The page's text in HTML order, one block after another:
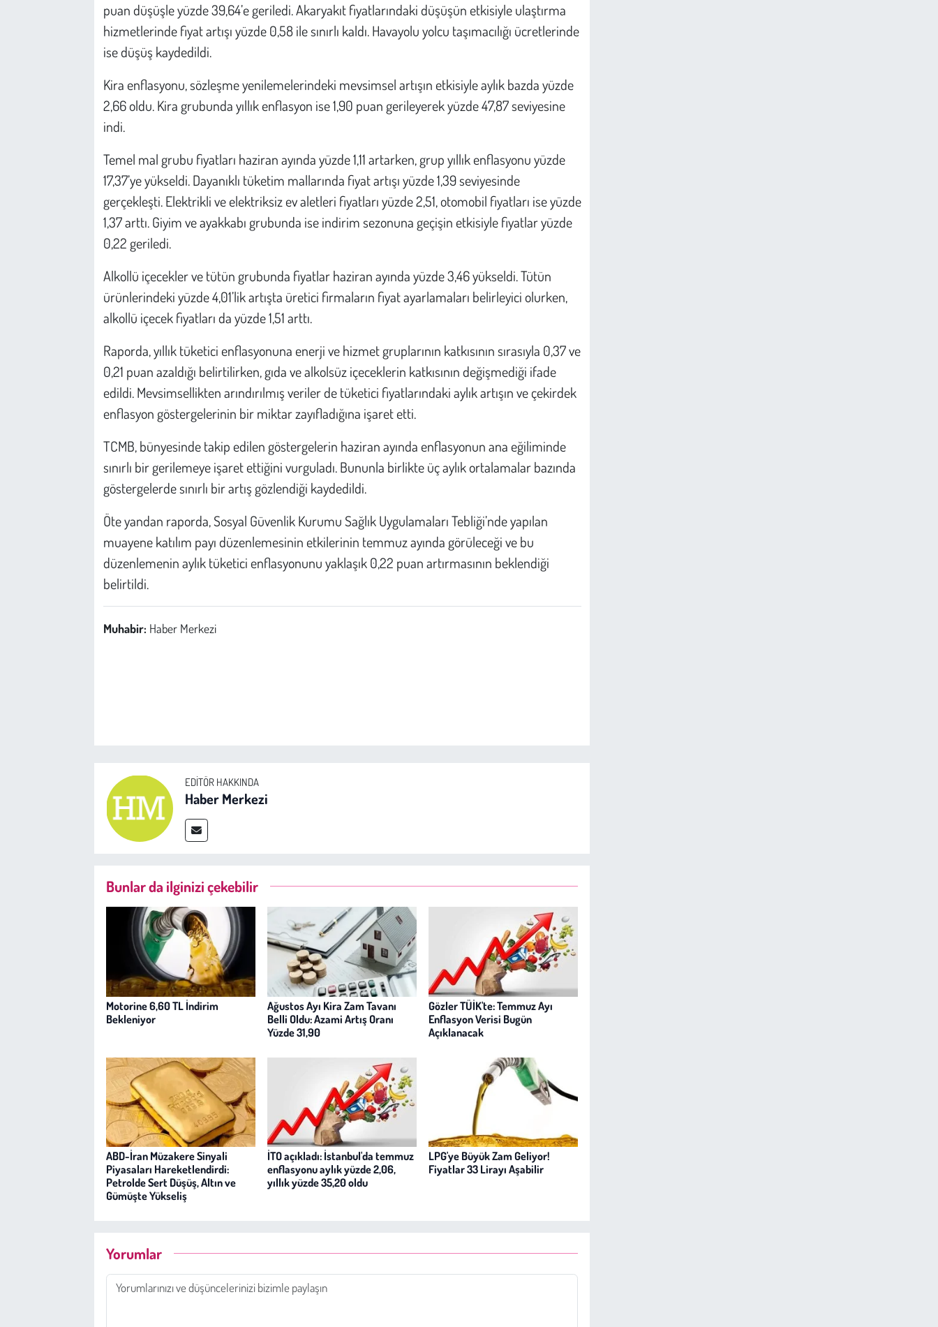
puan düşüşle yüzde 39,64’e geriledi. Akaryakıt fiyatlarındaki düşüşün etkisiyle ulaştırma
hizmetlerinde fiyat artışı yüzde 0,58 ile sınırlı kaldı. Havayolu yolcu taşımacılığı ücretlerinde
ise düşüş kaydedildi.
Kira enflasyonu, sözleşme yenilemelerindeki mevsimsel artışın etkisiyle aylık bazda yüzde
2,66 oldu. Kira grubunda yıllık enflasyon ise 1,90 puan gerileyerek yüzde 47,87 seviyesine
indi.
Temel mal grubu fiyatları haziran ayında yüzde 1,11 artarken, grup yıllık enflasyonu yüzde
17,37’ye yükseldi. Dayanıklı tüketim mallarında fiyat artışı yüzde 1,39 seviyesinde
gerçekleşti. Elektrikli ve elektriksiz ev aletleri fiyatları yüzde 2,51, otomobil fiyatları ise yüzde
1,37 arttı. Giyim ve ayakkabı grubunda ise indirim sezonuna geçişin etkisiyle fiyatlar yüzde
0,22 geriledi.
Alkollü içecekler ve tütün grubunda fiyatlar haziran ayında yüzde 3,46 yükseldi. Tütün
ürünlerindeki yüzde 4,01’lik artışta üretici firmaların fiyat ayarlamaları belirleyici olurken,
alkollü içecek fiyatları da yüzde 1,51 arttı.
Raporda, yıllık tüketici enflasyonuna enerji ve hizmet gruplarının katkısının sırasıyla 0,37 ve
0,21 puan azaldığı belirtilirken, gıda ve alkolsüz içeceklerin katkısının değişmediği ifade
edildi. Mevsimsellikten arındırılmış veriler de tüketici fiyatlarındaki aylık artışın ve çekirdek
enflasyon göstergelerinin bir miktar zayıfladığına işaret etti.
TCMB, bünyesinde takip edilen göstergelerin haziran ayında enflasyonun ana eğiliminde
sınırlı bir gerilemeye işaret ettiğini vurguladı. Bununla birlikte üç aylık ortalamalar bazında
göstergelerde sınırlı bir artış gözlendiği kaydedildi.
Öte yandan raporda, Sosyal Güvenlik Kurumu Sağlık Uygulamaları Tebliği’nde yapılan
muayene katılım payı düzenlemesinin etkilerinin temmuz ayında görüleceği ve bu
düzenlemenin aylık tüketici enflasyonunu yaklaşık 0,22 puan artırmasının beklendiği
belirtildi.
Muhabir: Haber Merkezi
EDITÖR HAKKINDA
Haber Merkezi
Bunlar da ilginizi çekebilir
Motorine 6,60 TL İndirim
Bekleniyor
Ağustos Ayı Kira Zam Tavanı
Belli Oldu: Azami Artış Oranı
Yüzde 31,90
Gözler TÜİK'te: Temmuz Ayı
Enflasyon Verisi Bugün
Açıklanacak
ABD-İran Müzakere Sinyali
Piyasaları Hareketlendirdi:
Petrolde Sert Düşüş, Altın ve
Gümüşte Yükseliş
İTO açıkladı: İstanbul'da temmuz
enflasyonu aylık yüzde 2,06,
yıllık yüzde 35,20 oldu
LPG'ye Büyük Zam Geliyor!
Fiyatlar 33 Lirayı Aşabilir
Yorumlar